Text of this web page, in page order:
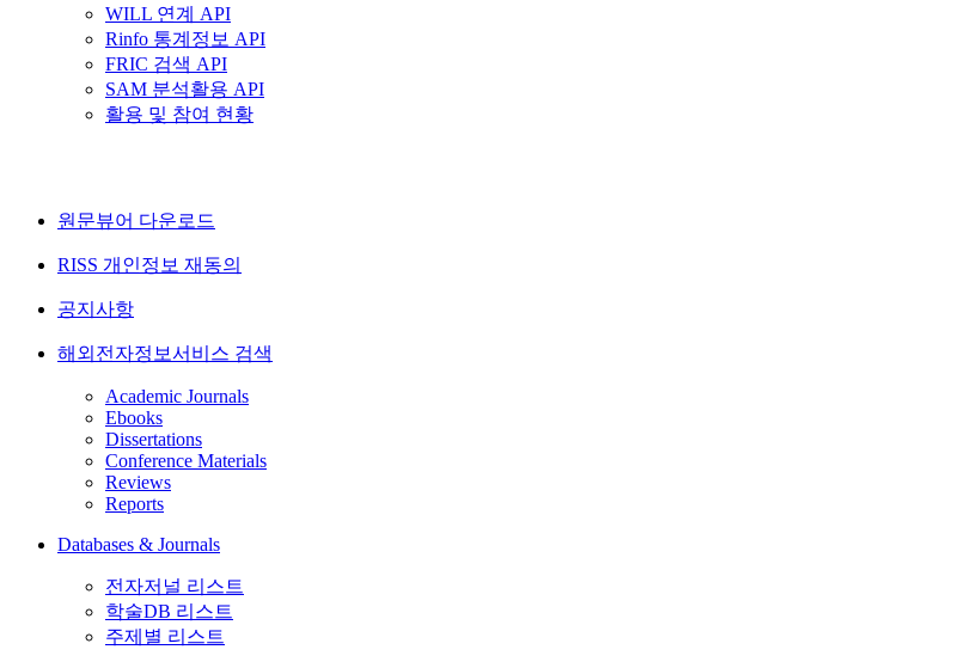
WILL 연계 API
Rinfo 통계정보 API
FRIC 검색 API
SAM 분석활용 API
활용 및 참여 현황
원문뷰어 다운로드
RISS 개인정보 재동의
공지사항
해외전자정보서비스 검색
Academic Journals
Ebooks
Dissertations
Conference Materials
Reviews
Reports
Databases & Journals
전자저널 리스트
학술DB 리스트
주제별 리스트